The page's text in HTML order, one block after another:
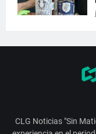
CLG Noticias "Sin